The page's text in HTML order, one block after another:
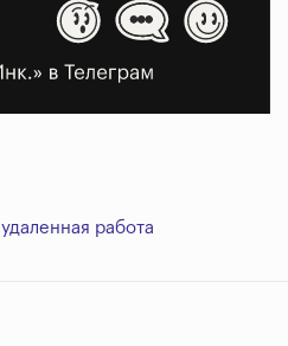
удаленная работа